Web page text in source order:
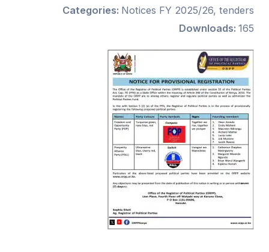
Categories: Notices FY 2025/26, tenders
Downloads: 165